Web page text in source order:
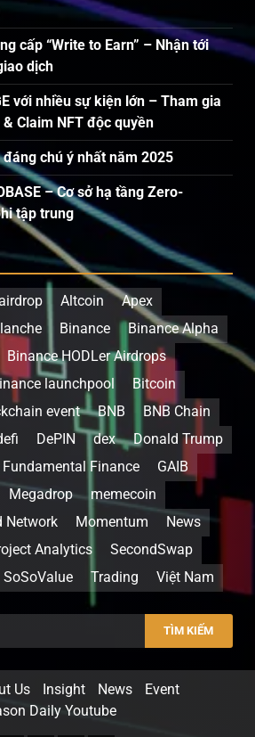
cấp “Write to Earn” – Nhận tới
dịch
với nhiều sự kiện lớn – Tham gia
Claim NFT độc quyền
chú ý nhất năm 2025
– Cơ sở hạ tầng Zero-
tập trung
Altcoin
Apex
Binance
Binance Alpha
Binance HODLer Airdrops
launchpool
Bitcoin
event BNB
BNB Chain
DePIN dex
Donald Trump
Fundamental Finance
GAIB
Megadrop
memecoin
Network Momentum
News
Analytics
SecondSwap
SoSoValue Trading Việt Nam
Us Insight News
Event
Daily Youtube